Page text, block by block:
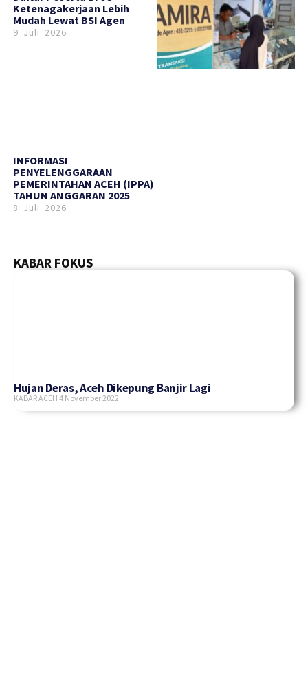
Ketenagakerjaan Lebih
Mudah Lewat BSI Agen
9 Juli 2026
INFORMASI
PENYELENGGARAAN
PEMERINTAHAN ACEH (IPPA)
TAHUN ANGGARAN 2025
8 Juli 2026
KABAR FOKUS
Hujan Deras, Aceh Dikepung Banjir Lagi
KABAR ACEH 4 November 2022